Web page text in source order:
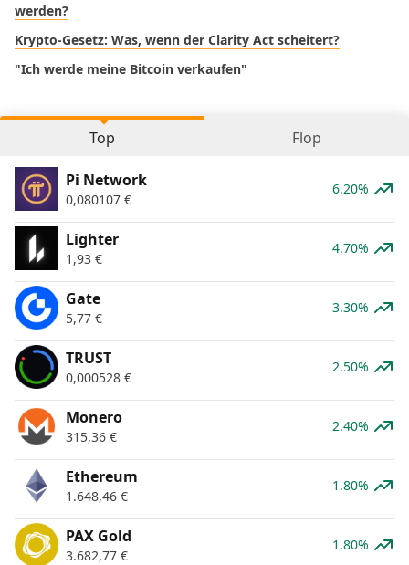
werden?
Krypto-Gesetz: Was, wenn der Clarity Act scheitert?
"Ich werde meine Bitcoin verkaufen"
Top Flop
Pi Network
0,080107 €
6.20%
Lighter
1,93 €
4.70%
Gate
5,77 €
3.30%
TRUST
0,000528 €
2.50%
Monero
315,36 €
2.40%
Ethereum
1.648,46 €
1.80%
PAX Gold
3.682,77 €
1.80%